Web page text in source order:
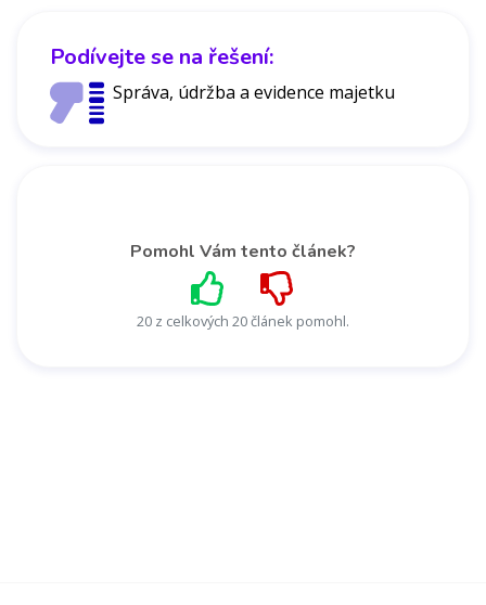
Podívejte se na řešení:
Správa, údržba a evidence majetku
Pomohl Vám tento článek?
20 z celkových 20 článek pomohl.